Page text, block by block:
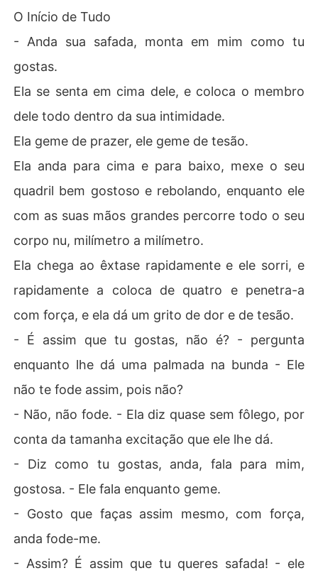
O Início de Tudo
- Anda sua safada, monta em mim como tu
gostas.
Ela se senta em cima dele, e coloca o membro
dele todo dentro da sua intimidade.
Ela geme de prazer, ele geme de tesão.
Ela anda para cima e para baixo, mexe o seu
quadril bem gostoso e rebolando, enquanto ele
com as suas mãos grandes percorre todo o seu
corpo nu, milímetro a milímetro.
Ela chega ao êxtase rapidamente e ele sorri, e
rapidamente a coloca de quatro e penetra-a
com força, e ela dá um grito de dor e de tesão.
- É assim que tu gostas, não é? - pergunta
enquanto lhe dá uma palmada na bunda - Ele
não te fode assim, pois não?
- Não, não fode. - Ela diz quase sem fôlego, por
conta da tamanha excitação que ele lhe dá.
- Diz como tu gostas, anda, fala para mim,
gostosa. - Ele fala enquanto geme.
- Gosto que faças assim mesmo, com força,
anda fode-me.
- Assim? É assim que tu queres safada! - ele